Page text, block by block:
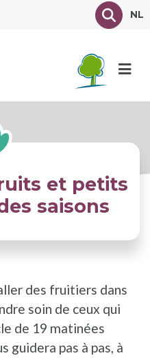
TexteNL
et petits
saisons
des fruitiers dans
soin de ceux qui
de 19 matinées
guidera pas à pas, à